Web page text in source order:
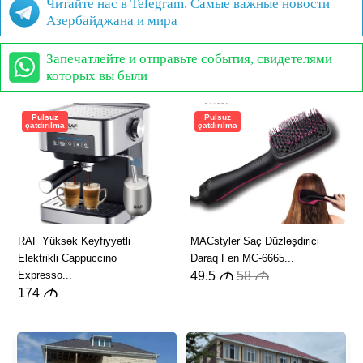
Читайте нас в Telegram. Самые важные новости
Азербайджана и мира
Запечатлейте и отправьте события, свидетелями
которых вы были